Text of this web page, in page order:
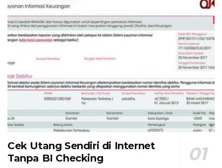
Cek Utang Sendiri di Internet
Tanpa BI Checking